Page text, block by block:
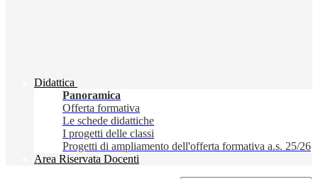
Didattica
Panoramica
Offerta formativa
Le schede didattiche
I progetti delle classi
Progetti di ampliamento dell'offerta formativa a.s. 25/26
Area Riservata Docenti